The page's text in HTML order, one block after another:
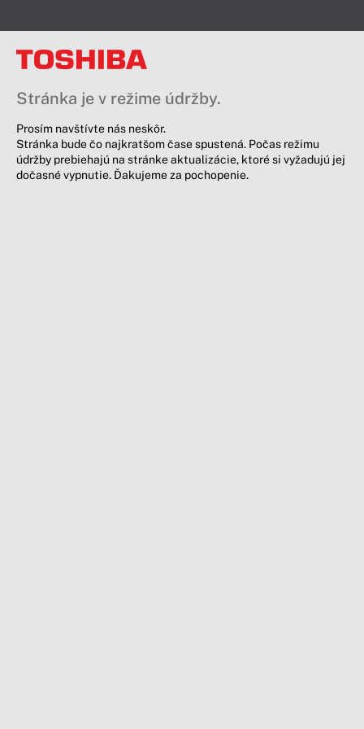
Stránka je v režime údržby.
Prosím navštívte nás neskôr.
Stránka bude čo najkratšom čase spustená. Počas režimu
údržby prebiehajú na stránke aktualizácie, ktoré si vyžadujú jej
dočasné vypnutie. Ďakujeme za pochopenie.